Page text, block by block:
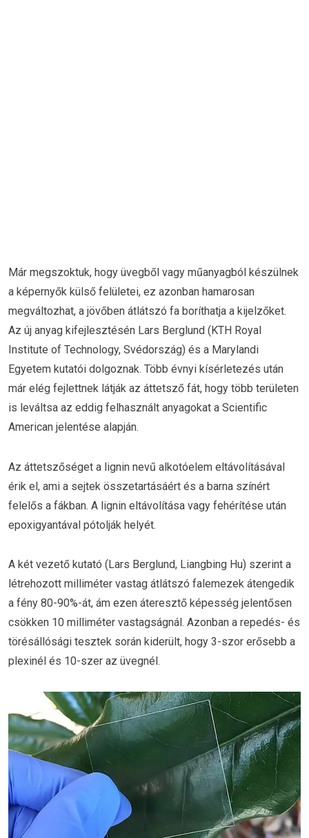
Már megszoktuk, hogy üvegből vagy műanyagból készülnek
a képernyők külső felületei, ez azonban hamarosan
megváltozhat, a jövőben átlátszó fa boríthatja a kijelzőket.
Az új anyag kifejlesztésén Lars Berglund (KTH Royal
Institute of Technology, Svédország) és a Marylandi
Egyetem kutatói dolgoznak. Több évnyi kísérletezés után
már elég fejlettnek látják az áttetsző fát, hogy több területen
is leváltsa az eddig felhasznált anyagokat a Scientific
American jelentése alapján.
Az áttetszőséget a lignin nevű alkotóelem eltávolításával
érik el, ami a sejtek összetartásáért és a barna színért
felelős a fákban. A lignin eltávolítása vagy fehérítése után
epoxigyantával pótolják helyét.
A két vezető kutató (Lars Berglund, Liangbing Hu) szerint a
létrehozott milliméter vastag átlátszó falemezek átengedik
a fény 80-90%-át, ám ezen áteresztő képesség jelentősen
csökken 10 milliméter vastagságnál. Azonban a repedés- és
törésállósági tesztek során kiderült, hogy 3-szor erősebb a
plexinél és 10-szer az üvegnél.